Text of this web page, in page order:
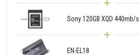
Sony 120GB XQD 440mb/s
EN-EL18